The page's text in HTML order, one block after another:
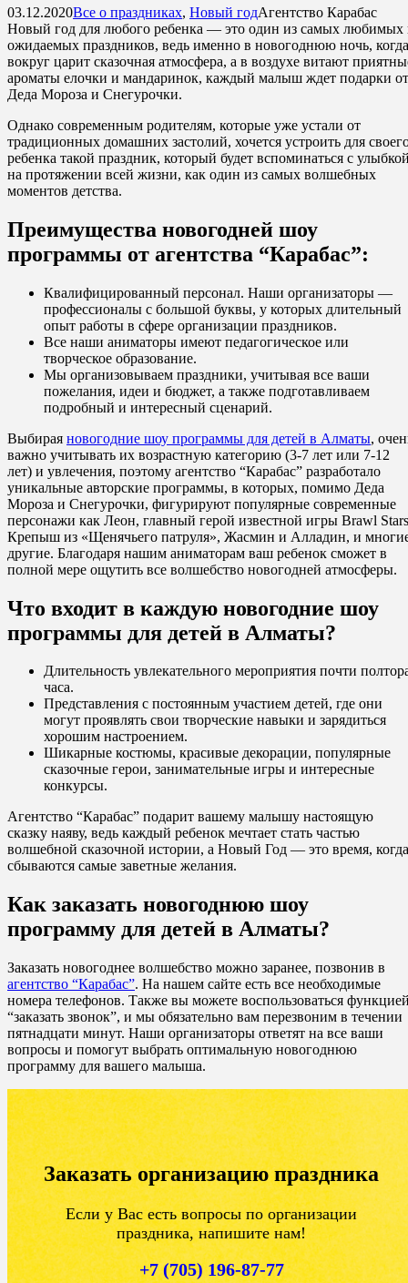
03.12.2020Все о праздниках, Новый годАгентство Карабас
Новый год для любого ребенка — это один из самых любимых
ожидаемых праздников, ведь именно в новогоднюю ночь, когда
вокруг царит сказочная атмосфера, а в воздухе витают
ароматы елочки и мандаринок, каждый малыш ждет подарки от
Деда Мороза и Снегурочки.
Однако современным родителям, которые уже устали от
традиционных домашних застолий, хочется устроить для
ребенка такой праздник, который будет вспоминаться с
на протяжении всей жизни, как один из самых волшебных
моментов детства.
Преимущества новогодней шоу
программы от агентства “Карабас”:
Квалифицированный персонал. Наши организаторы —
профессионалы с большой буквы, у которых длительный
опыт работы в сфере организации праздников.
Все наши аниматоры имеют педагогическое или
творческое образование.
Мы организовываем праздники, учитывая все ваши
пожелания, идеи и бюджет, а также подготавливаем
подробный и интересный сценарий.
Выбирая новогодние шоу программы для детей в Алматы,
важно учитывать их возрастную категорию (3-7 лет или 7-12
лет) и увлечения, поэтому агентство “Карабас” разработало
уникальные авторские программы, в которых, помимо Деда
Мороза и Снегурочки, фигурируют популярные современные
персонажи как Леон, главный герой известной игры Brawl
Крепыш из «Щенячьего патруля», Жасмин и Алладин, и
другие. Благодаря нашим аниматорам ваш ребенок сможет в
полной мере ощутить все волшебство новогодней атмосферы.
Что входит в каждую новогодние шоу
программы для детей в Алматы?
Длительность увлекательного мероприятия почти
часа.
Представления с постоянным участием детей, где они
могут проявлять свои творческие навыки и зарядиться
хорошим настроением.
Шикарные костюмы, красивые декорации, популярные
сказочные герои, занимательные игры и интересные
конкурсы.
Агентство “Карабас” подарит вашему малышу настоящую
сказку наяву, ведь каждый ребенок мечтает стать частью
волшебной сказочной истории, а Новый Год — это время, когда
сбываются самые заветные желания.
Как заказать новогоднюю шоу
программу для детей в Алматы?
Заказать новогоднее волшебство можно заранее, позвонив в
агентство “Карабас”. На нашем сайте есть все необходимые
номера телефонов. Также вы можете воспользоваться
“заказать звонок”, и мы обязательно вам перезвоним в течении
пятнадцати минут. Наши организаторы ответят на все ваши
вопросы и помогут выбрать оптимальную новогоднюю
программу для вашего малыша.
Заказать организацию праздника
Если у Вас есть вопросы по организации
праздника, напишите нам!
+7 (705) 196-87-77